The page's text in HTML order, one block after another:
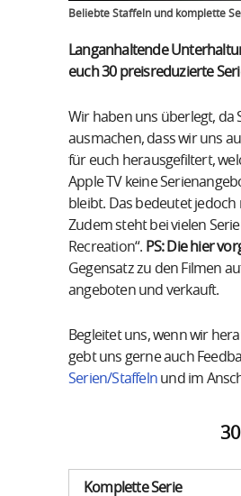
Beliebte Staffeln und komplette
Langanhaltende
euch 30 preisreduzierte
Wir haben uns überlegt, da
ausmachen, dass wir uns
für euch herausgefiltert,
Apple TV keine
bleibt. Das bedeutet
Zudem steht bei vielen
Recreation“. PS: Die hier
Gegensatz zu den Filmen
angeboten und verkauft.
Begleitet uns, wenn wir
gebt uns gerne auch
Serien/Staffeln und im
Komplette Serie